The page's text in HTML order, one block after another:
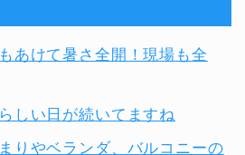
あけて暑さ全開！現場も全
しい日が続いてますね
りやベランダ、バルコニーの